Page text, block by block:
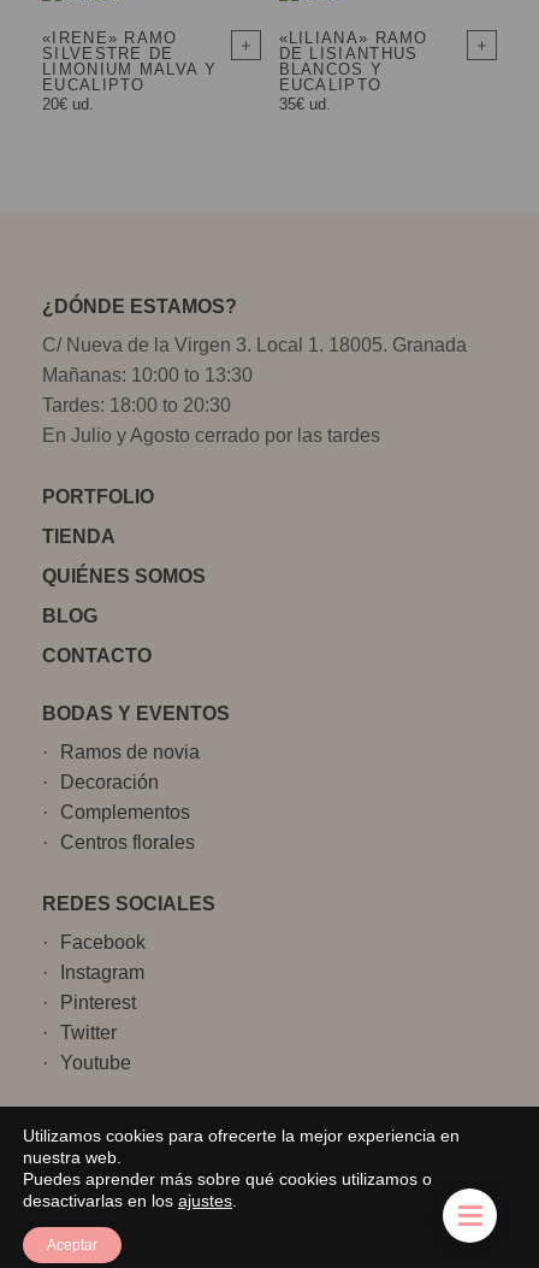
«IRENE» RAMO
SILVESTRE DE
LIMONIUM MALVA Y
EUCALIPTO
20€ ud.
«LILIANA» RAMO
DE LISIANTHUS
BLANCOS Y
EUCALIPTO
35€ ud.
¿DÓNDE ESTAMOS?
C/ Nueva de la Virgen 3. Local 1. 18005. Granada
Mañanas: 10:00 to 13:30
Tardes: 18:00 to 20:30
En Julio y Agosto cerrado por las tardes
PORTFOLIO
TIENDA
QUIÉNES SOMOS
BLOG
CONTACTO
BODAS Y EVENTOS
Ramos de novia
Decoración
Complementos
Centros florales
REDES SOCIALES
Facebook
Instagram
Pinterest
Twitter
Youtube
AVISO LEGAL
POLÍTICA DE COOKIES
POLÍTICA DE LA TIENDA
Utilizamos cookies para ofrecerte la mejor experiencia en
nuestra web.
Puedes aprender más sobre qué cookies utilizamos o
desactivarlas en los ajustes
Aceptar